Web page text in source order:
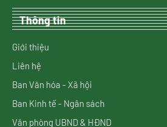
Thông tin
Giới thiệu
Liên hệ
Ban Văn hóa - Xã hội
Ban Kinh tế - Ngân sách
Văn phòng UBND & HĐND